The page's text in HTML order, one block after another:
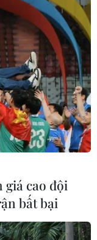
Mỹ Mỹ
cao đội
bất bại